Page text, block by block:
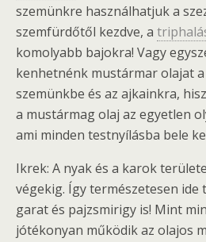
szemünkre használhatjuk a
szemfürdőtől kezdve, a
komolyabb bajokra! Vagy
kenhetnénk mustármar olajat
szemünkbe és az ajkainkra,
a mustármag olaj az egyetlen
ami minden testnyílásba bele
Ikrek: A nyak és a karok
végekig. Így természetesen ide
garat és pajzsmirigy is! Mint
jótékonyan működik az olajos